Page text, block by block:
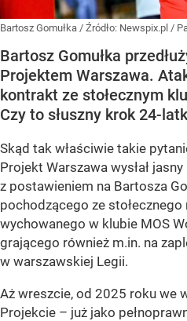
Bartosz Gomułka / Źródło: Newspix.pl /
Bartosz Gomułka
Projektem Warszawa.
kontrakt ze stołecznym
Czy to słuszny krok 24-
Skąd tak właściwie takie
Projekt Warszawa wysłał
z postawieniem na Bartosza
pochodzącego ze
wychowanego w klubie MOS
grającego również m.in. na
w warszawskiej Legii.
Aż wreszcie, od 2025 roku we
Projekcie – już jako